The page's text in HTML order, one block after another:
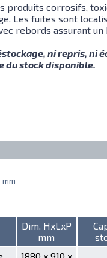
produits corrosifs,
Les fuites sont
rebords assurant
ni repris, ni
du stock disponible.
Dim. HxLxP
mm